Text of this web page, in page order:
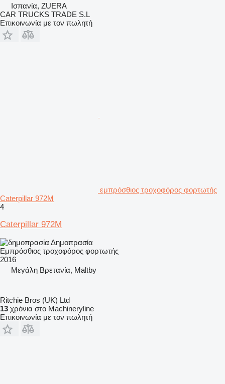
Ισπανία, ZUERA
CAR TRUCKS TRADE S.L
Επικοινωνία με τον πωλητή
εμπρόσθιος τροχοφόρος φορτωτής
Caterpillar 972M
4
Caterpillar 972M
Δημοπρασία
Εμπρόσθιος τροχοφόρος φορτωτής
2016
Μεγάλη Βρετανία, Maltby
Ritchie Bros (UK) Ltd
13 χρόνια στο Machineryline
Επικοινωνία με τον πωλητή